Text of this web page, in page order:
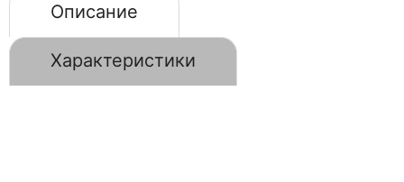
Описание
Характеристики